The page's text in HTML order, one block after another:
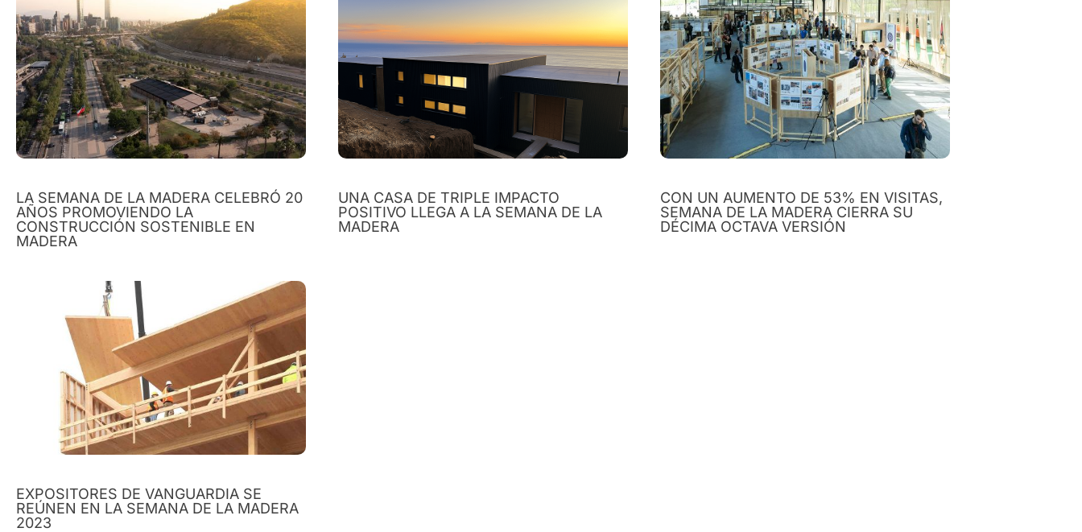
LA SEMANA DE LA MADERA CELEBRÓ 20
AÑOS PROMOVIENDO LA
CONSTRUCCIÓN SOSTENIBLE EN
MADERA
UNA CASA DE TRIPLE IMPACTO
POSITIVO LLEGA A LA SEMANA DE LA
MADERA
CON UN AUMENTO DE 53% EN VISITAS,
SEMANA DE LA MADERA CIERRA SU
DÉCIMA OCTAVA VERSIÓN
EXPOSITORES DE VANGUARDIA SE
REÚNEN EN LA SEMANA DE LA MADERA
2023